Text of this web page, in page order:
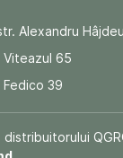
Alexandru
Viteazul 65
Fedico 39